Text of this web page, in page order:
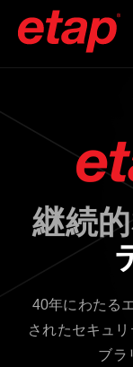
継続
40年にわたる
されたセキュ
ブラ